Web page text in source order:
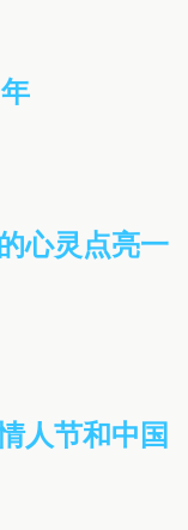
心灵点亮一
人节和中国